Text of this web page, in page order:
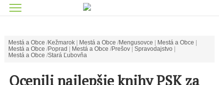
Mestá a Obce Kežmarok Mestá a Obce Mengusovce
Mestá a Obce
Mestá a Obce Poprad Mestá a Obce Prešov
Spravodajstvo
Mestá a Obce Stará Ľubovňa
Ocenili najlepšie knihy PSK za